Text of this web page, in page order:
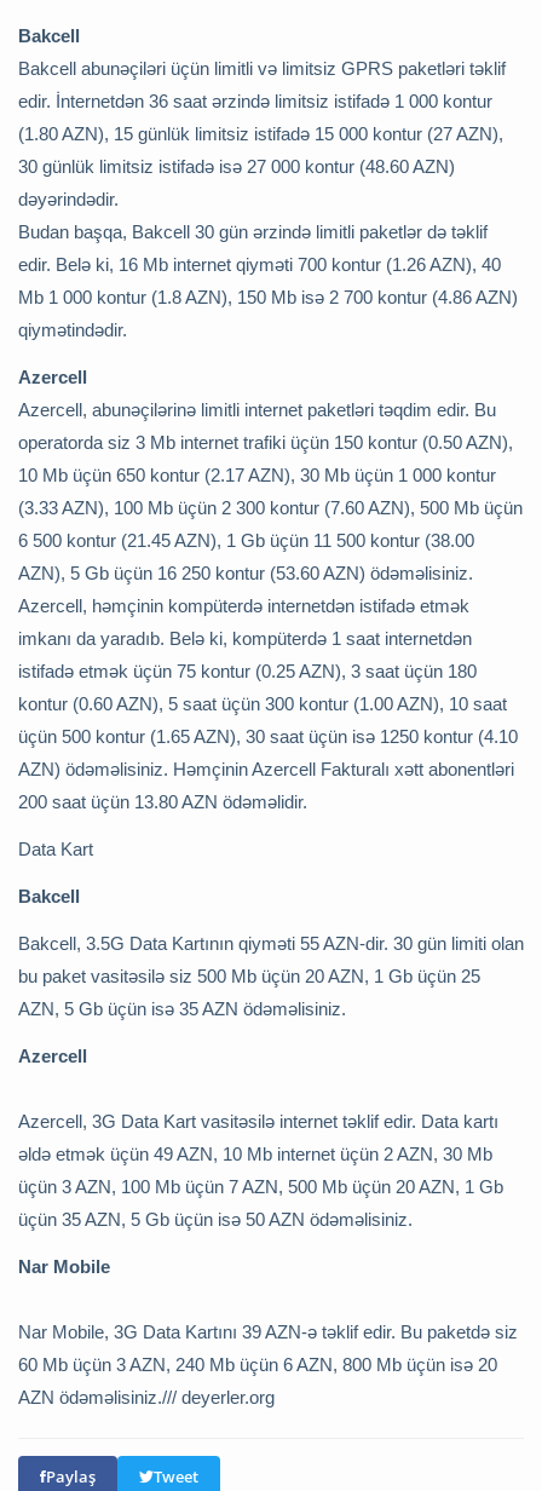
Bakcell
Bakcell abunəçiləri üçün limitli və limitsiz GPRS paketləri təklif
edir. İnternetdən 36 saat ərzində limitsiz istifadə 1 000 kontur
(1.80 AZN), 15 günlük limitsiz istifadə 15 000 kontur (27 AZN),
30 günlük limitsiz istifadə isə 27 000 kontur (48.60 AZN)
dəyərindədir.
Budan başqa, Bakcell 30 gün ərzində limitli paketlər də təklif
edir. Belə ki, 16 Mb internet qiyməti 700 kontur (1.26 AZN), 40
Mb 1 000 kontur (1.8 AZN), 150 Mb isə 2 700 kontur (4.86 AZN)
qiymətindədir.
Azercell
Azercell, abunəçilərinə limitli internet paketləri təqdim edir. Bu
operatorda siz 3 Mb internet trafiki üçün 150 kontur (0.50 AZN),
10 Mb üçün 650 kontur (2.17 AZN), 30 Mb üçün 1 000 kontur
(3.33 AZN), 100 Mb üçün 2 300 kontur (7.60 AZN), 500 Mb üçün
6 500 kontur (21.45 AZN), 1 Gb üçün 11 500 kontur (38.00
AZN), 5 Gb üçün 16 250 kontur (53.60 AZN) ödəməlisiniz.
Azercell, həmçinin kompüterdə internetdən istifadə etmək
imkanı da yaradıb. Belə ki, kompüterdə 1 saat internetdən
istifadə etmək üçün 75 kontur (0.25 AZN), 3 saat üçün 180
kontur (0.60 AZN), 5 saat üçün 300 kontur (1.00 AZN), 10 saat
üçün 500 kontur (1.65 AZN), 30 saat üçün isə 1250 kontur (4.10
AZN) ödəməlisiniz. Həmçinin Azercell Fakturalı xətt abonentləri
200 saat üçün 13.80 AZN ödəməlidir.
Data Kart
Bakcell
Bakcell, 3.5G Data Kartının qiyməti 55 AZN-dir. 30 gün limiti olan
bu paket vasitəsilə siz 500 Mb üçün 20 AZN, 1 Gb üçün 25
AZN, 5 Gb üçün isə 35 AZN ödəməlisiniz.
Azercell
Azercell, 3G Data Kart vasitəsilə internet təklif edir. Data kartı
əldə etmək üçün 49 AZN, 10 Mb internet üçün 2 AZN, 30 Mb
üçün 3 AZN, 100 Mb üçün 7 AZN, 500 Mb üçün 20 AZN, 1 Gb
üçün 35 AZN, 5 Gb üçün isə 50 AZN ödəməlisiniz.
Nar Mobile
Nar Mobile, 3G Data Kartını 39 AZN-ə təklif edir. Bu paketdə siz
60 Mb üçün 3 AZN, 240 Mb üçün 6 AZN, 800 Mb üçün isə 20
AZN ödəməlisiniz./// deyerler.org
Paylaş Tweet